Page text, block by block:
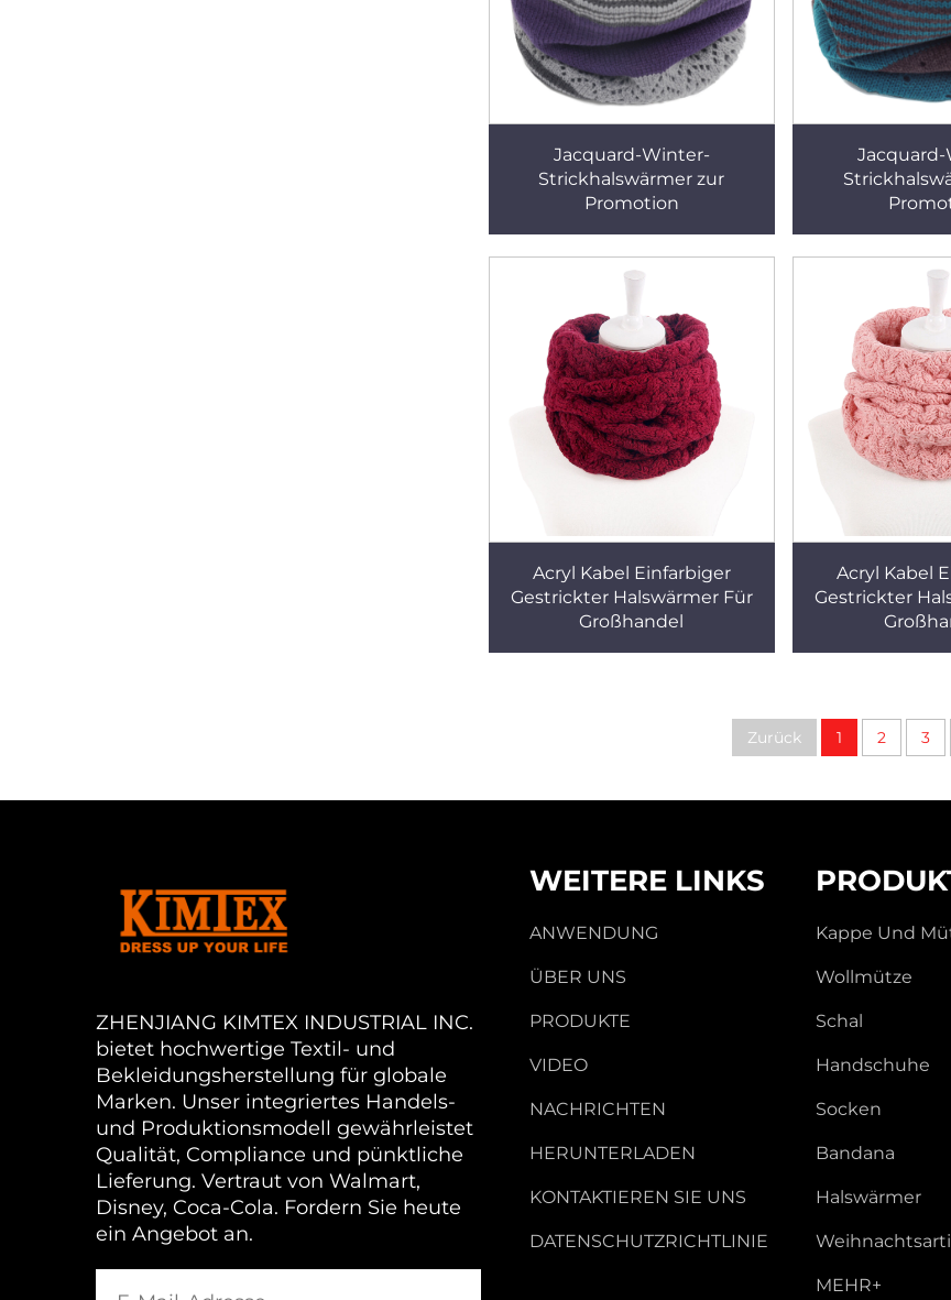
Jacquard-Winter-
Strickhalswärmer zur
Promotion
Acryl Kabel Einfarbiger
Gestrickter Halswärmer Für
Großhandel
Acryl Kabel
Gestrickter
Zurück 1 2 3
ZHENJIANG KIMTEX INDUSTRIAL INC.
bietet hochwertige Textil- und
Bekleidungsherstellung für globale
Marken. Unser integriertes Handels-
und Produktionsmodell gewährleistet
Qualität, Compliance und pünktliche
Lieferung. Vertraut von Walmart,
Disney, Coca-Cola. Fordern Sie heute
ein Angebot an.
WEITERE LINKS
ANWENDUNG
ÜBER UNS
PRODUKTE
VIDEO
NACHRICHTEN
HERUNTERLADEN
KONTAKTIEREN SIE UNS
DATENSCHUTZRICHTLINIE
Kappe Und
Wollmütze
Schal
Handschuhe
Socken
Bandana
Halswärmer
MEHR+